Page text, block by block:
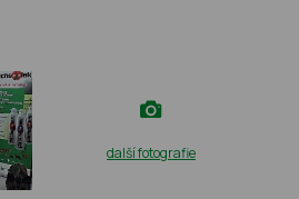
další fotografie